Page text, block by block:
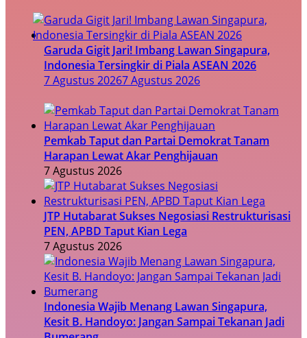
Garuda Gigit Jari! Imbang Lawan Singapura,
Indonesia Tersingkir di Piala ASEAN 2026
7 Agustus 20267 Agustus 2026
Pemkab Taput dan Partai Demokrat Tanam
Harapan Lewat Akar Penghijauan
7 Agustus 2026
JTP Hutabarat Sukses Negosiasi Restrukturisasi
PEN, APBD Taput Kian Lega
7 Agustus 2026
Indonesia Wajib Menang Lawan Singapura,
Kesit B. Handoyo: Jangan Sampai Tekanan Jadi